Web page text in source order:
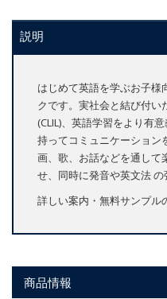
説明
はじめて英語を学ぶお子様
クです。実社会と結び付い
(CLIL)、英語学習をより有
持ってコミュニケーション
画、歌、お話などを通して
せ、同時に発音や英文法
詳しい案内・無料サンプル
商品情報